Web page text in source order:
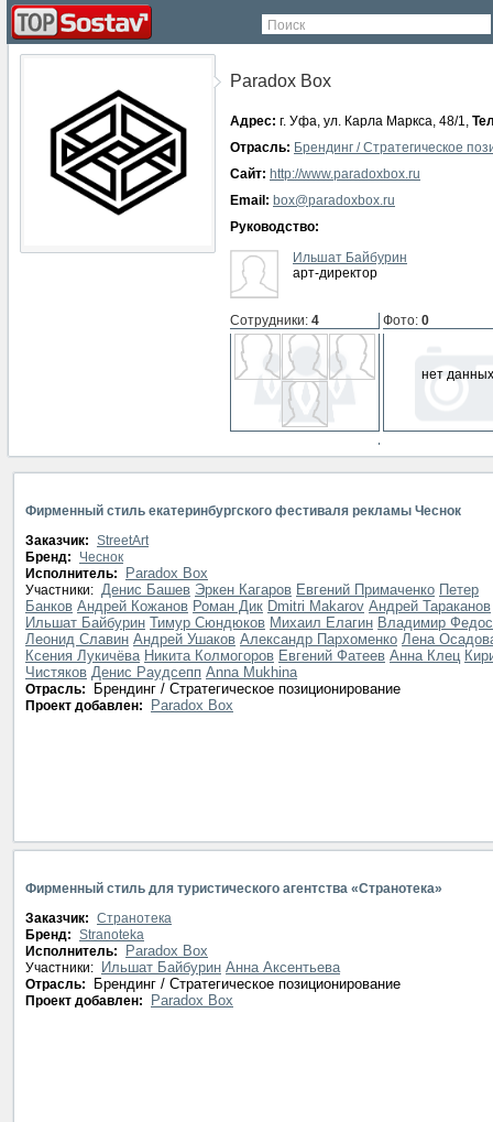
Поиск
Paradox Box
Адрес: г. Уфа, ул. Карла Маркса, 48/1,
Отрасль: Брендинг / Стратегическое
Сайт: http://www.paradoxbox.ru
Email: box@paradoxbox.ru
Руководство:
Ильшат Байбурин
арт-директор
Сотрудники: 4 Фото: 0
нет данных
нет данных
Фирменный стиль екатеринбургского фестиваля рекламы Чеснок
Заказчик: StreetArt
Бренд:
Чеснок
Исполнитель:
Paradox Box
Участники: Денис Башев Эркен Кагаров Евгений Примаченко Петер
Банков Андрей Кожанов Роман Дик Dmitri Makarov Андрей Тараканов
Ильшат Байбурин Тимур Сюндюков Михаил Елагин Владимир
Леонид Славин Андрей Ушаков Александр Пархоменко Лена
Ксения Лукичёва Никита Колмогоров Евгений Фатеев Анна Клец
Чистяков Денис Раудсепп Anna Mukhina
Отрасль: Брендинг / Стратегическое позиционирование
Проект добавлен: Paradox Box
Фирменный стиль для туристического агентства «Странотека»
Заказчик: Странотека
Бренд: Stranoteka
Исполнитель:
Paradox Box
Участники: Ильшат Байбурин Анна Аксентьева
Отрасль: Брендинг / Стратегическое позиционирование
Проект добавлен: Paradox Box